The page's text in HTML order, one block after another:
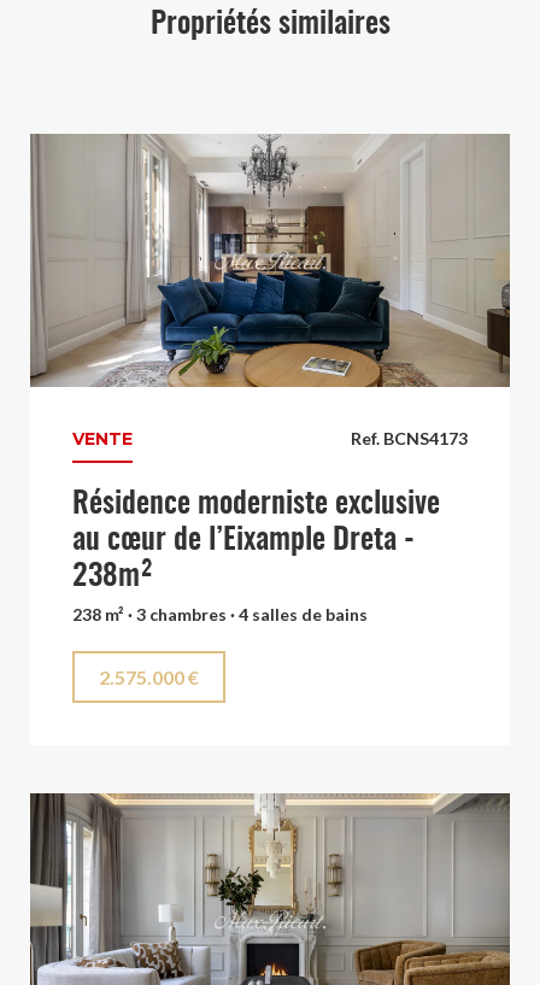
Propriétés similaires
Ref. BCNS4173
VENTE
Résidence moderniste exclusive
au cœur de l’Eixample Dreta -
238m²
238 m² · 3 chambres · 4 salles de bains
2.575.000 €